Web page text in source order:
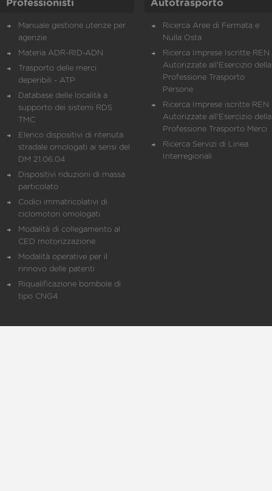
Professionisti
Manuale gestione utenze per
agenzie
Materia ADR-RID-ADN
Trasporto delle merci
deperibili - ATP
Database delle località a
supporto dei sistemi RDS
TMC
Elenco dispositivi di ritenuta
stradale omologati ai sensi del
DM 21.06.04
Dispositivi riduzioni di massa
particolato
Codici immatricolativi di
ciclomotori omologati
Modalità di collegamento al
CED motorizzazione
Modalità operative per il
rinnovo delle patenti
Riqualificazione bombole di
tipo CNG4
Autotrasporto
Ricerca Aree di Fermata e
Nulla Osta
Ricerca Imprese Iscritte REN
Autorizzate all'Esercizio della
Professione Trasporto
Persone
Ricerca Imprese iscritte REN
Autorizzate all'Esercizio della
Professione Trasporto Merci
Ricerca Servizi di Linea
Interregionali